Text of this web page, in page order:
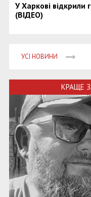
У Харкові відкрили
(ВІДЕО)
УСІ НОВИНИ
КРАЩЕ